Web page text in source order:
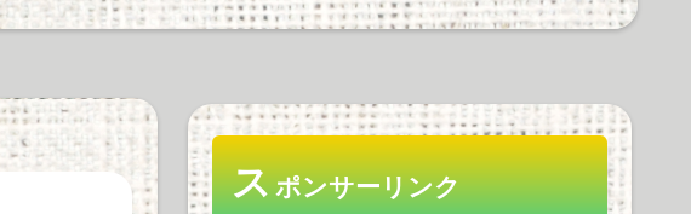
始める
窮
ずにヘッドホン使ってド
ヤ顔してる奴ｗｗｗｗｗ
63 views
スポンサーリンク